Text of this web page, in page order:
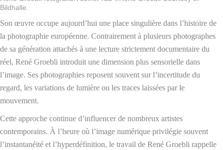
Bildhalle.
Son œuvre occupe aujourd’hui une place singulière dans l’histoire de
la photographie européenne. Contrairement à plusieurs photographes
de sa génération attachés à une lecture strictement documentaire du
réel, René Groebli introduit une dimension plus sensorielle dans
l’image. Ses photographies reposent souvent sur l’incertitude du
regard, les variations de lumière ou les traces laissées par le
mouvement.
Cette approche continue d’influencer de nombreux artistes
contemporains. À l’heure où l’image numérique privilégie souvent
l’instantanéité et l’hyperdéfinition, le travail de René Groebli rappelle